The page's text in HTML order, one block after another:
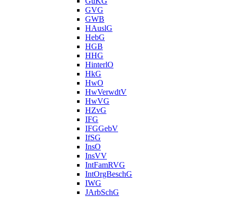
GVG
GWB
HAuslG
HebG
HGB
HHG
HinterlO
HkG
HwO
HwVerwdtV
HwVG
HZvG
IFG
IFGGebV
IfSG
InsO
InsVV
IntFamRVG
IntOrgBeschG
IWG
JArbSchG